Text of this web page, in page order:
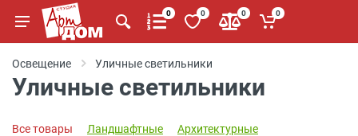
0 0 0 0
Освещение Уличные светильники
Уличные светильники
Все товары Ландшафтные
Архитектурные